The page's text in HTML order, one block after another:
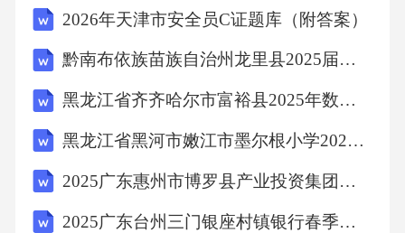
案：错误解析：应不超过100Pa（1mbar），13P
a过于严格且受温度波动影响。4.实操简答4.1请
断总线终端电阻失效的两种波形特征。答案：
（1）空闲电平差值异常：CANH2.5V、CANL2.
5V基准线分离，差分电压小于1.5V；（2）反射
波形畸变：下降沿出现明显台阶或振铃，信号
2026年天津市安全员C证题库（附答案）
黔南布依族苗族自治州龙里县2025届四下数学期中教学质量检测模拟试题（含解析）
黑龙江省齐齐哈尔市富裕县2025年数学四年级下学期期中统考模拟试题（含答案解析）
黑龙江省黑河市嫩江市墨尔根小学2025年数学三年级下学期期末预测试题含解析
2025广东惠州市博罗县产业投资集团有限公司下属子公司招聘综合及笔试历年典型考点题库附带答案详解
2025广东台州三门银座村镇银行春季校园招聘笔试历年典型考题及考点剖析附带答案详解